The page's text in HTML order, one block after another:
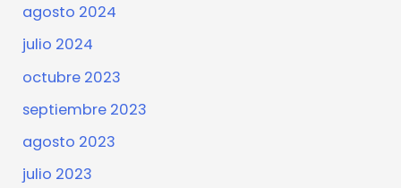
agosto 2024
julio 2024
octubre 2023
septiembre 2023
agosto 2023
julio 2023